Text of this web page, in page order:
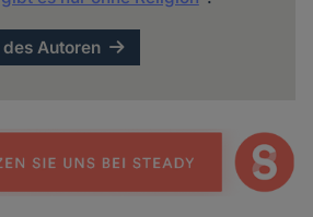
Autoren